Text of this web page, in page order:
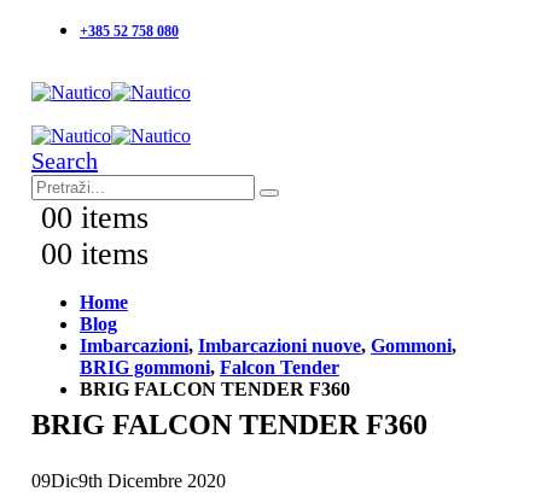
+385 52 758 080
Search
00 items
00 items
Home
Blog
Imbarcazioni, Imbarcazioni nuove, Gommoni,
BRIG gommoni, Falcon Tender
BRIG FALCON TENDER F360
BRIG FALCON TENDER F360
09Dic9th Dicembre 2020